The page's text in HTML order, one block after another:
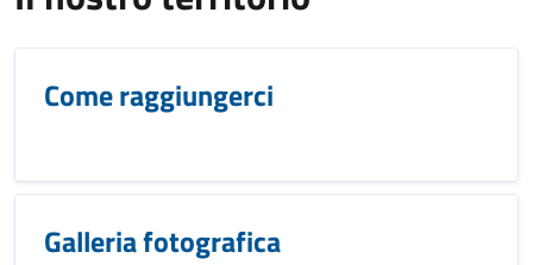
Come raggiungerci
Galleria fotografica